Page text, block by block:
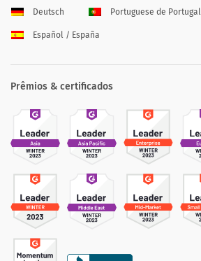
Deutsch Portuguese de Portugal
Español / España
Prêmios & certificados